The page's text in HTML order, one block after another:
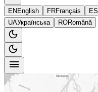
EN English FRFrançais ES
UAУкраїнська RORomână